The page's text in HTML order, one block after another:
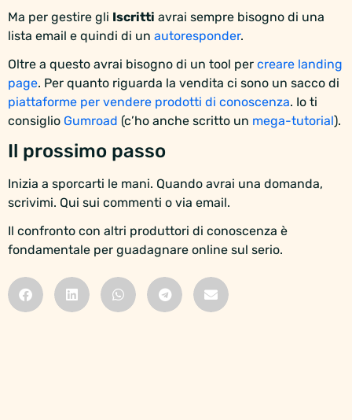
Ma per gestire gli Iscritti avrai sempre bisogno di una
lista email e quindi di un autoresponder.
Oltre a questo avrai bisogno di un tool per creare landing
page. Per quanto riguarda la vendita ci sono un sacco di
piattaforme per vendere prodotti di conoscenza. Io ti
consiglio Gumroad (c’ho anche scritto un mega-tutorial).
Il prossimo passo
Inizia a sporcarti le mani. Quando avrai una domanda,
scrivimi. Qui sui commenti o via email.
Il confronto con altri produttori di conoscenza è
fondamentale per guadagnare online sul serio.